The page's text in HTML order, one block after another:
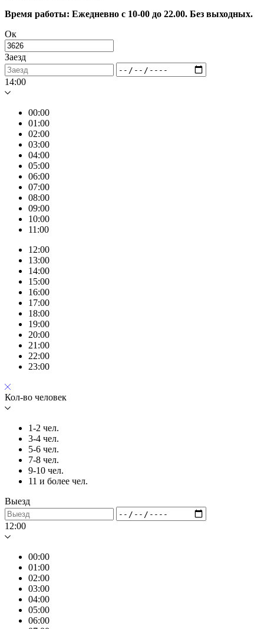
Время работы: Ежедневно с 10-00 до 22.00. Без выходных.
Ок
Заезд
14:00
00:00
01:00
02:00
03:00
04:00
05:00
06:00
07:00
08:00
09:00
10:00
11:00
12:00
13:00
14:00
15:00
16:00
17:00
18:00
19:00
20:00
21:00
22:00
23:00
Кол-во человек
1-2 чел.
3-4 чел.
5-6 чел.
7-8 чел.
9-10 чел.
11 и более чел.
Выезд
12:00
00:00
01:00
02:00
03:00
04:00
05:00
06:00